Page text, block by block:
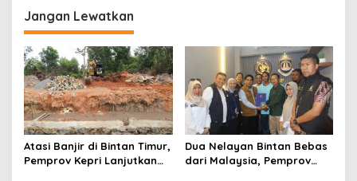
g
a
s
i
p
o
s
Jangan Lewatkan
Atasi Banjir di Bintan Timur,
Pemprov Kepri Lanjutkan
Dua Nelayan Bintan Bebas
dari Malaysia, Pemprov